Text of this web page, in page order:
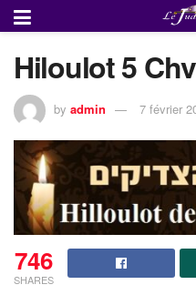
Hiloulot 5
by admin 7 février
746
SHARES